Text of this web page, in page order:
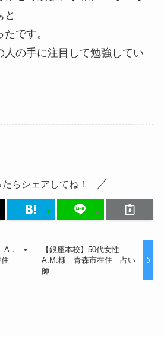
と
です。
人の手に注目して勉強してい
たらシェアしてね！
A．
住
【銀座本校】50代女性
A.M.様 青森市在住 占い
師